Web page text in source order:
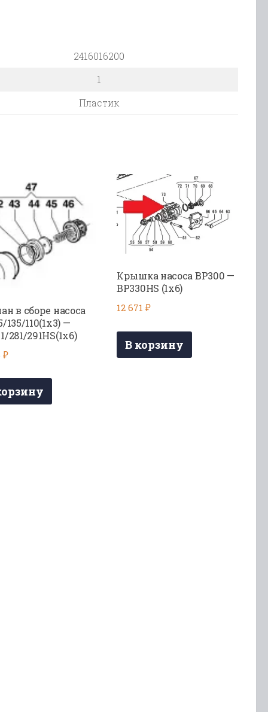
2416016200
1
Пластик
в сборе насоса
135/110(1х3) —
281/291HS(1х6)
₽
Крышка насоса BP300 —
BP330HS (1х6)
12 671₽
В корзину